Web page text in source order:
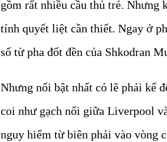
gồm rất nhiều cầu thủ trẻ. Nhưng
tính quyết liệt cần thiết. Ngay ở
số từ pha đốt đền của Shkodran
Nhưng nổi bật nhất có lẽ phải kể
coi như gạch nối giữa Liverpool
nguy hiểm từ biên phải vào vòng